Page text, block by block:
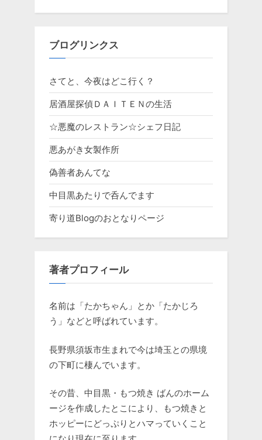
ブログリンクス
さてと、今夜はどこ行く？
居酒屋探偵ＤＡＩＴＥＮの生活
☆悪魔のレストラン☆シェフ日記
悪あがき女製作所
偽善者あんてな
中目黒あたりで呑んでます
寄り道Blogのおとなりページ
著者プロフィール
名前は「たかちゃん」とか「たかじろ
う」などと呼ばれています。
長野県須坂市生まれで今は埼玉との県境
の下町に棲んでいます。
その昔、中目黒・もつ焼き ばんのホーム
ージを作成したとこにより、もつ焼きと
ホッピーにどっぷりとハマっていくこと